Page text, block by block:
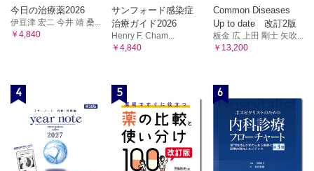
病態生理に基づいたSpAの治療戦略
おわりに
第12章 IgG4関連疾患
病態を踏まえた今後の治療展望
第13章 免疫チェックポイント阻害薬の免疫関連有害事象
はじめに
がんの成り立ち
免疫チェックポイント阻害薬の位置付け
免疫チェックポイント阻害薬の作用機序
はじめに
MDA5の役割と病原性
抗MDA5抗体の産生機序と病原性
MDA5-CADMの要因
MDA5-CADMとSARS-CoV-2の類似性と相違
MDA5-CADMのマウスモデル
MDA5-CADMの治療選択
おわりに
02 筋炎特異自己抗体と自己抗体特異的マウスモデルの設
立
今日の治療薬2026
伊豆津 宏二 今井 靖 桑...
￥4,840
サンフォード感染症
治療ガイド2026
Henry F. Cham...
￥4,840
Common Diseases
Up to date 改訂2版
板金 広 上田 剛士 矢吹...
￥13,200
4 5 6